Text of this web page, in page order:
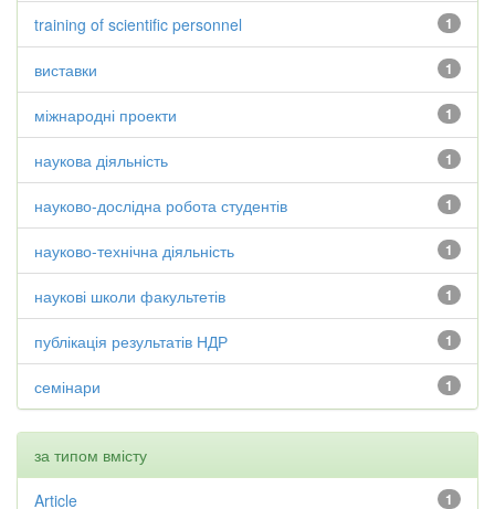
1
training of scientific personnel
1
виставки
1
міжнародні проекти
1
наукова діяльність
1
науково-дослідна робота студентів
1
науково-технічна діяльність
1
наукові школи факультетів
1
публікація результатів НДР
1
семінари
за типом вмісту
1
Article